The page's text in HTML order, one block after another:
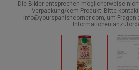
Die Bilder entsprechen möglicherweise
Verpackung/dem Produkt. Bitte
info@yourspanishcorner.com, um Fragen
Informationen